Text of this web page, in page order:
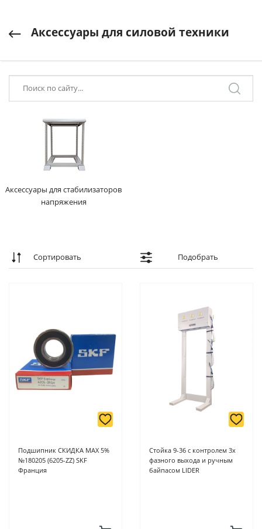
Аксессуары для силовой техники
Аксессуары для стабилизаторов
напряжения
Сортировать Подобрать
Подшипник СКИДКА MAX 5%
№180205 (6205-ZZ) SKF
Франция
Стойка 9-36 с контролем 3х
фазного выхода и ручным
байпасом LIDER